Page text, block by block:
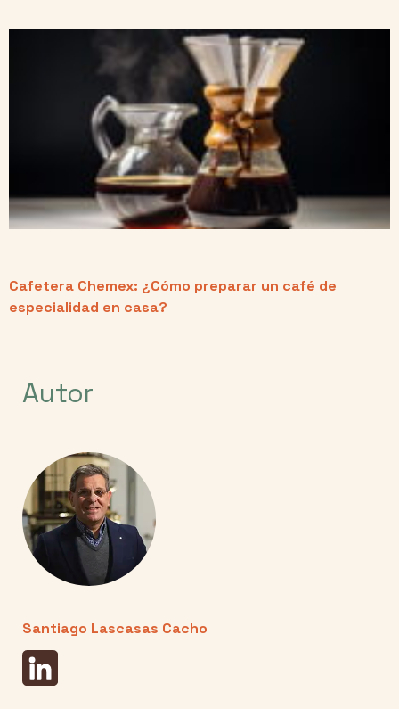
Cafetera Chemex: ¿Cómo preparar un café de
especialidad en casa?
Autor
Santiago Lascasas Cacho